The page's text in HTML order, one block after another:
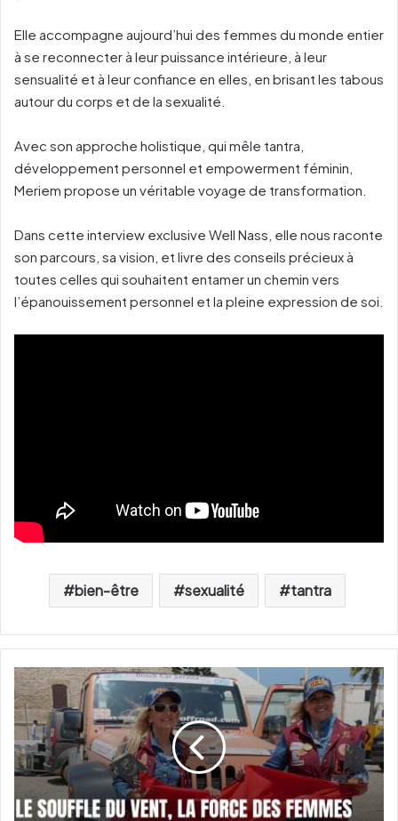
Elle accompagne aujourd’hui des femmes du monde entier
à se reconnecter à leur puissance intérieure, à leur
sensualité et à leur confiance en elles, en brisant les tabous
autour du corps et de la sexualité.
Avec son approche holistique, qui mêle tantra,
développement personnel et empowerment féminin,
Meriem propose un véritable voyage de transformation.
Dans cette interview exclusive Well Nass, elle nous raconte
son parcours, sa vision, et livre des conseils précieux à
toutes celles qui souhaitent entamer un chemin vers
l’épanouissement personnel et la pleine expression de soi.
bien-être sexualité tantra
R
e
t
u
r